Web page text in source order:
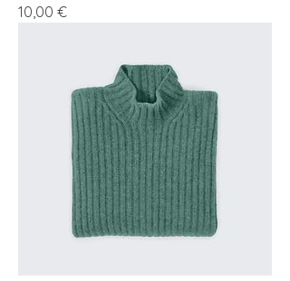
Preis
10,00 €